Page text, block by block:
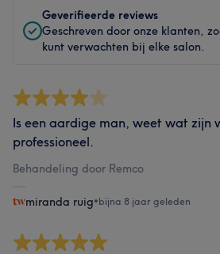
Geverifieerde reviews
Geschreven door onze klanten,
kunt verwachten bij elke salon.
Is een aardige man, weet wat zijn
professioneel.
Behandeling door Remco
miranda ruig•bijna 8 jaar geleden